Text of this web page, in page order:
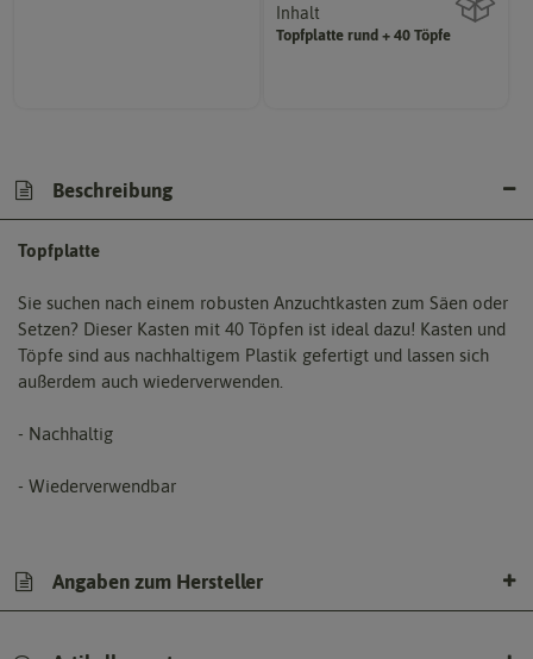
Inhalt
Topfplatte rund + 40 Töpfe
Wie viel ist enthalten
Beschreibung
Topfplatte
Sie suchen nach einem robusten Anzuchtkasten zum Säen oder
Setzen? Dieser Kasten mit 40 Töpfen ist ideal dazu! Kasten und
Töpfe sind aus nachhaltigem Plastik gefertigt und lassen sich
außerdem auch wiederverwenden.
- Nachhaltig
- Wiederverwendbar
Angaben zum Hersteller